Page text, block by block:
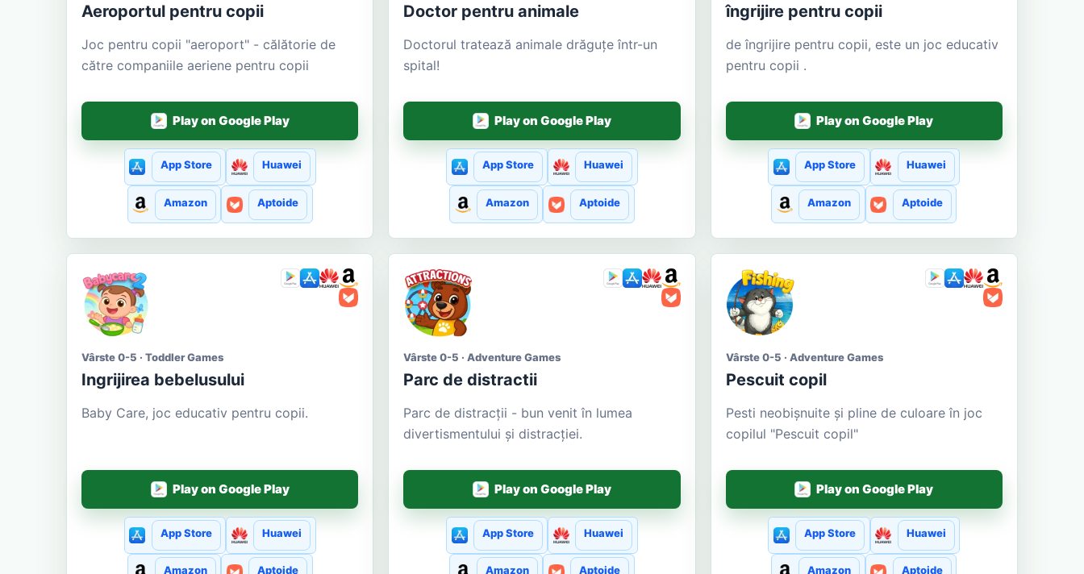
Aeroportul pentru copii
Joc pentru copii "aeroport" - călătorie de
către companiile aeriene pentru copii
Play on Google Play
App Store Huawei
Amazon Aptoide
Doctor pentru animale
Doctorul tratează animale drăguțe într-un
spital!
Play on Google Play
App Store Huawei
Amazon Aptoide
îngrijire pentru copii
de îngrijire pentru copii, este un joc educativ
pentru copii .
Play on Google Play
App Store Huawei
Amazon Aptoide
Vârste 0-5 · Toddler Games
Ingrijirea bebelusului
Baby Care, joc educativ pentru copii.
Play on Google Play
App Store Huawei
Amazon Aptoide
Vârste 0-5 · Adventure Games
Parc de distractii
Parc de distracții - bun venit în lumea
divertismentului și distracției.
Play on Google Play
App Store Huawei
Amazon Aptoide
Vârste 0-5 · Adventure Games
Pescuit copil
Pesti neobișnuite și pline de culoare în joc
copilul "Pescuit copil"
Play on Google Play
App Store Huawei
Amazon Aptoide